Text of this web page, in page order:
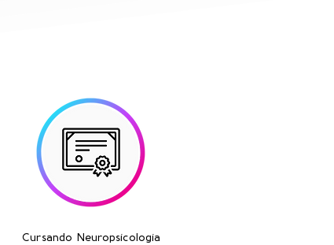
Cursando Neuropsicologia